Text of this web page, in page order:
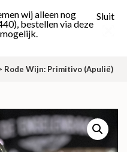
Rode Wijn: Primitivo (Apulië)
wij alleen nog
bestellen via deze
Sluit